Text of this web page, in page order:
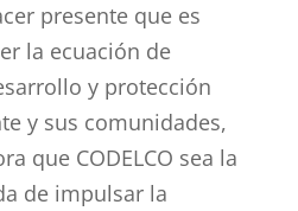
presente que es
la ecuación de
y protección
y sus comunidades,
que CODELCO sea la
de impulsar la